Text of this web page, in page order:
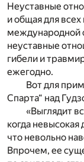
Неуставные
и общая для
международной
неуставные
гибели и
ежегодно.
Вот для
Спарта“ над
«Выглядит
когда
что невольно
Впрочем, ее